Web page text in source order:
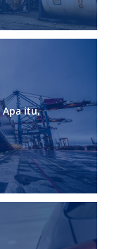
Apa itu,